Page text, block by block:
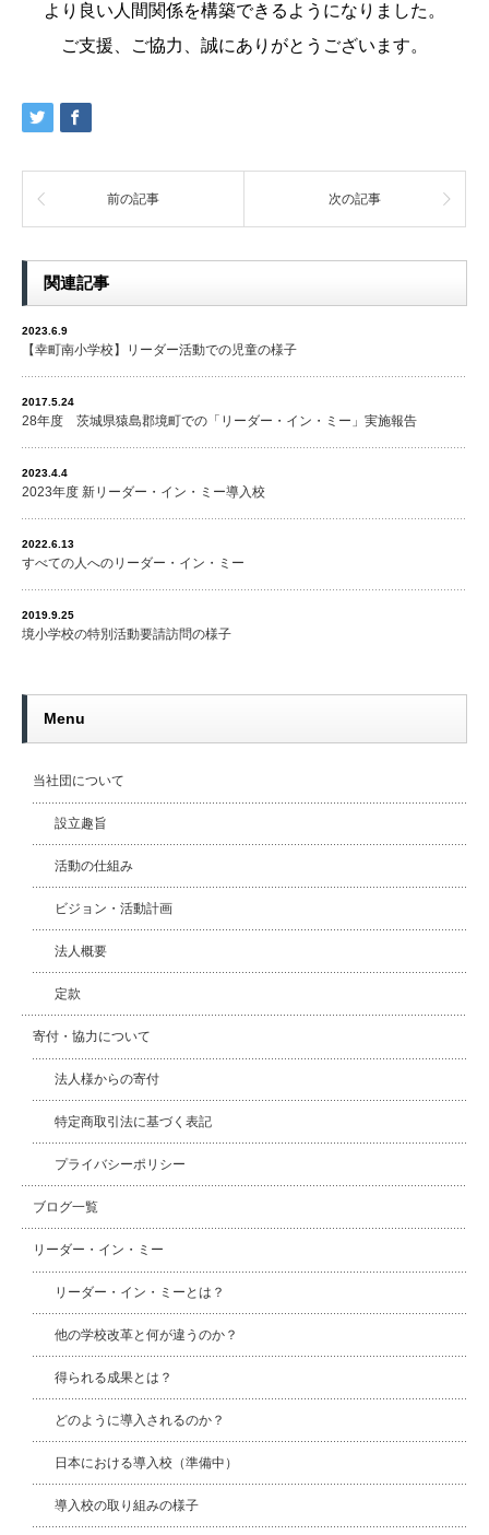
より良い人間関係を構築できるようになりました。
ご支援、ご協力、誠にありがとうございます。
前の記事 次の記事
関連記事
2023.6.9
【幸町南小学校】リーダー活動での児童の様子
2017.5.24
28年度 茨城県猿島郡境町での「リーダー・イン・ミー」実施報告
2023.4.4
2023年度 新リーダー・イン・ミー導入校
2022.6.13
すべての人へのリーダー・イン・ミー
2019.9.25
境小学校の特別活動要請訪問の様子
Menu
当社団について
設立趣旨
活動の仕組み
ビジョン・活動計画
法人概要
定款
寄付・協力について
法人様からの寄付
特定商取引法に基づく表記
プライバシーポリシー
ブログ一覧
リーダー・イン・ミー
リーダー・イン・ミーとは？
他の学校改革と何が違うのか？
得られる成果とは？
どのように導入されるのか？
日本における導入校（準備中）
導入校の取り組みの様子